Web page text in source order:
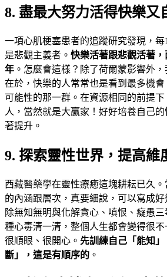
8. 盡最大努力活得快樂又
一項心肌梗塞患者的追蹤研究發現，每
是悲觀主義者。 快樂活著跟悲觀活著
年 。怎麼會這樣？除了荷爾蒙影響外
在於，快樂的人常常也是看到最多機
可能性的那一群。在資源相同的前提
人，當然就是大贏家！好好培養自己
著提升。
9. 探索靈性世界，提高維
西藏醫藥學在靈性療癒這塊耕耘已久
的內涵跟層次，真要細說，可以寫成
除無知無明與化解貪心、嗔恨、癡愚
種心毒清一清，整個人生都會變得很
很順眼、很開心。 先訓練自己「能知
斷」，這是有順序的 。